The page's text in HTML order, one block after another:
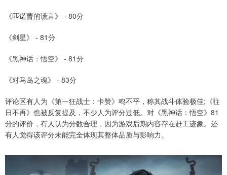
《匹诺曹的谎言》 - 80分
《剑星》 - 81分
《黑神话：悟空》 - 81分
《对马岛之魂》 - 83分
评论区有人为《第一狂战士：卡赞》鸣不平，称其战斗体验极佳;《往
日不再》也被反复提及，不少人为评分过低。对《黑神话：悟空》81
分的评价，有人认为分数合理，因为游戏后期内容存在赶工迹象。还
有人觉得该评分未能完全体现其整体品质与影响力。